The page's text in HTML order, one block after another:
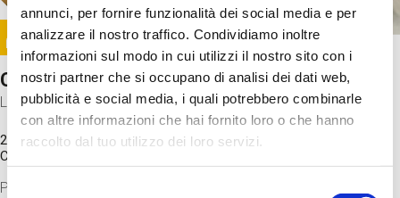
annunci, per fornire funzionalità dei social media e per
analizzare il nostro traffico. Condividiamo inoltre
informazioni sul modo in cui utilizzi il nostro sito con i
nostri partner che si occupano di analisi dei dati web,
pubblicità e social media, i quali potrebbero combinarle
con altre informazioni che hai fornito loro o che hanno
raccolto dal tuo utilizzo dei loro servizi.
Selezione
Image
SUNDAY@STEP
Come funziona il cervello?
Laboratorio
20 Set 2026 / 11:15 - 13:00
Costo
Proveremo a costruire un cervello in cartoncino cercando di